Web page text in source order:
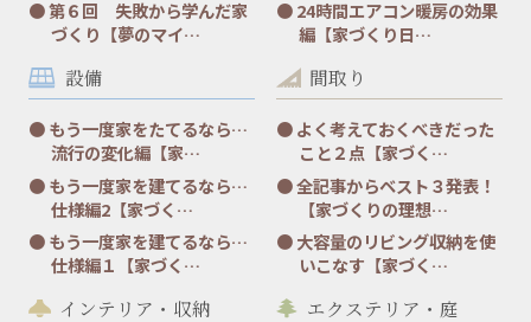
第６回 失敗から学んだ家
づくり【夢のマイ…
24時間エアコン暖房の効果
編【家づくり日…
設備
もう一度家をたてるなら…
流行の変化編【家…
もう一度家を建てるなら…
仕様編2【家づく…
もう一度家を建てるなら…
仕様編１【家づく…
間取り
よく考えておくべきだった
こと２点【家づく…
全記事からベスト３発表！
【家づくりの理想…
大容量のリビング収納を使
いこなす【家づく…
インテリア・収納 エクステリア・庭